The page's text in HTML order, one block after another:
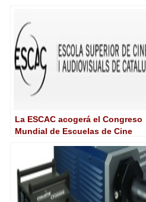
La ESCAC acogerá el Congreso
Mundial de Escuelas de Cine